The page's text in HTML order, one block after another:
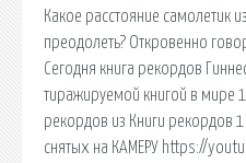
Какое расстояние самолетик
преодолеть? Откровенно
Сегодня книга рекордов
тиражируемой книгой в мире
рекордов из Книги рекордов
снятых на КАМЕРУ https://